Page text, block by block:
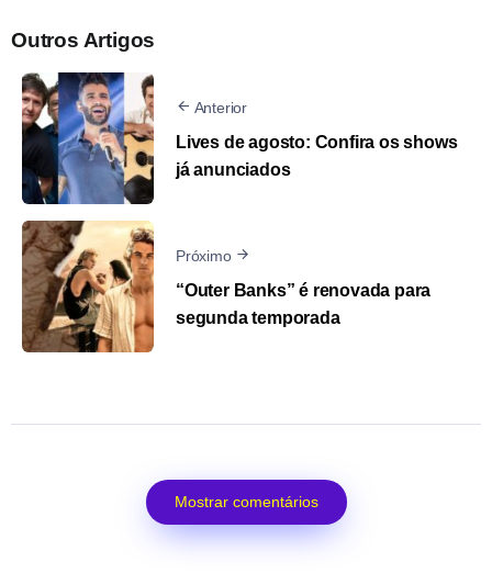
Outros Artigos
Anterior
Lives de agosto: Confira os shows
já anunciados
Próximo
“Outer Banks” é renovada para
segunda temporada
Mostrar comentários